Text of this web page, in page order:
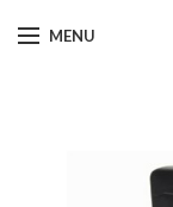
MENU